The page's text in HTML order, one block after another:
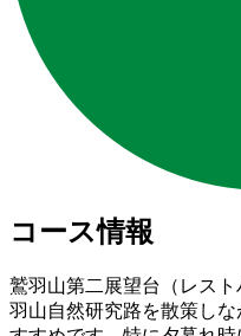
コース情報
鷲羽山第二展望台（レス
羽山自然研究路を散策し